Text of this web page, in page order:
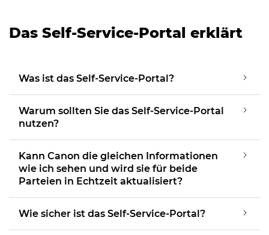
Das Self-Service-Portal erklärt
Was ist das Self-Service-Portal?
Warum sollten Sie das Self-Service-Portal
nutzen?
Kann Canon die gleichen Informationen
wie ich sehen und wird sie für beide
Parteien in Echtzeit aktualisiert?
Wie sicher ist das Self-Service-Portal?